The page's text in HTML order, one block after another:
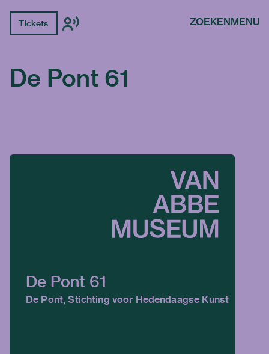
Tickets ZOEKENMENU
De Pont 61
De Pont 61
De Pont, Stichting voor Hedendaagse Kunst